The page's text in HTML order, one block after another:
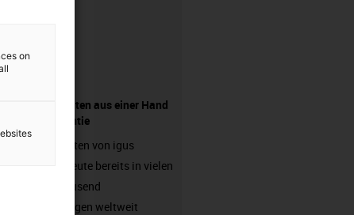
Komponenten aus einer Hand
- mit Garantie
Energieketten von igus
arbeiten heute bereits in vielen
hunderttausend
Anwendungen weltweit
on